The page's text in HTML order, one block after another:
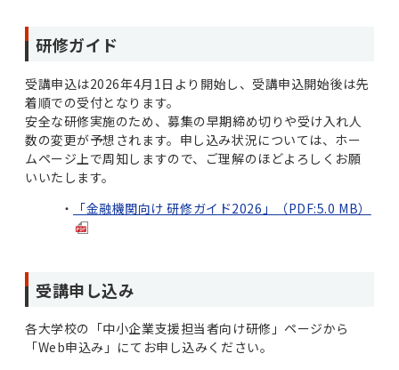
研修ガイド
受講申込は2026年4月1日より開始し、受講申込開始後は先
着順での受付となります。
安全な研修実施のため、募集の早期締め切りや受け入れ人
数の変更が予想されます。申し込み状況については、ホー
ムページ上で周知しますので、ご理解のほどよろしくお願
いいたします。
「金融機関向け 研修ガイド2026」（PDF:5.0 MB）
受講申し込み
各大学校の「中小企業支援担当者向け研修」ページから
「Web申込み」にてお申し込みください。